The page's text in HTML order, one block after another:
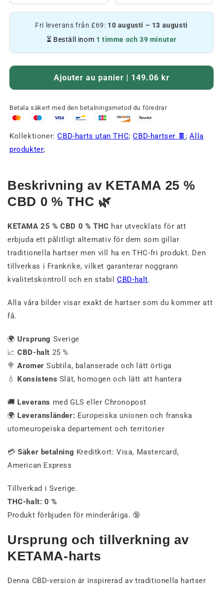
Fri leverans från £69: 10 augusti – 13 augusti
⏳ Beställ inom 1 timme och 39 minuter
Ajouter au panier | 149.06 kr
Betala säkert med den betalningsmetod du föredrar
Kollektioner:CBD-harts utan THC;CBD-hartser 🍫 ;Alla
produkter;
Beskrivning av KETAMA 25 %
CBD 0 % THC 🌿
KETAMA 25 % CBD 0 % THC har utvecklats för att
erbjuda ett pålitligt alternativ för dem som gillar
traditionella hartser men vill ha en THC-fri produkt. Den
tillverkas i Frankrike, vilket garanterar noggrann
kvalitetskontroll och en stabilCBD-halt.
Alla våra bilder visar exakt de hartser som du kommer att
få.
🌍Ursprung Sverige
📈CBD-halt 25 %
🍭Aromer Subtila, balanserade och lätt örtiga
💧 Konsistens Slät, homogen och lätt att hantera
🚚 Leverans med GLS eller Chronopost
🌍 Leveransländer: Europeiska unionen och franska
utomeuropeiska departement och territorier
💳Säker betalning Kreditkort: Visa, Mastercard,
American Express
Tillverkad i Sverige.
THC-halt: 0 %
Produkt förbjuden för minderåriga. 🔞
Ursprung och tillverkning av
KETAMA-harts
Denna CBD-version är inspirerad av traditionella hartser